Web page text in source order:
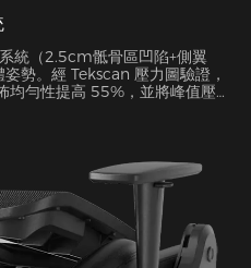
統（2.5cm骶骨區凹陷+側翼
勢。經 Tekscan 壓力圖驗證，
勻性提高 55%，並將峰值壓力